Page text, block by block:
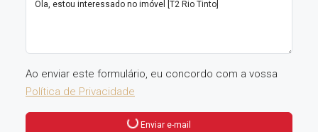
Ao enviar este formulário, eu concordo com a vossa
Política de Privacidade
Enviar e-mail